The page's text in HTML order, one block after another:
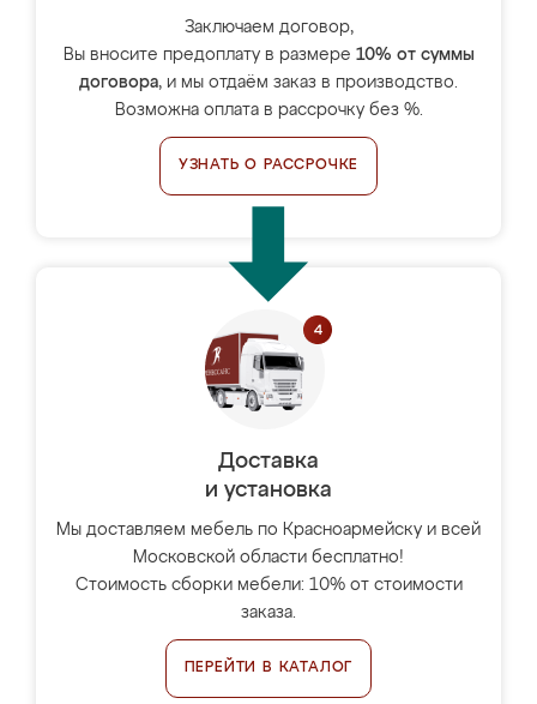
Заключаем договор,
Вы вносите предоплату в размере 10% от суммы
договора, и мы отдаём заказ в производство.
Возможна оплата в рассрочку без %.
УЗНАТЬ О РАССРОЧКЕ
Доставка
и установка
Мы доставляем мебель по Красноармейску и всей
Московской области бесплатно!
Стоимость сборки мебели: 10% от стоимости
заказа.
ПЕРЕЙТИ В КАТАЛОГ